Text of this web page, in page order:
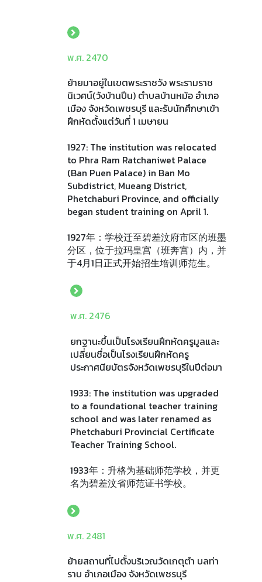
พ.ศ. 2470
ย้ายมาอยู่ในเขตพระราชวัง พระรามราช
นิเวศน์(วังบ้านปืน) ตำบลบ้านหม้อ อำเภอ
เมือง จังหวัดเพชรบุรี และรับนักศึกษาเข้า
ฝึกหัดตั้งแต่วันที่ 1 เมษายน
1927: The institution was relocated
to Phra Ram Ratchaniwet Palace
(Ban Puen Palace) in Ban Mo
Subdistrict, Mueang District,
Phetchaburi Province, and officially
began student training on April 1.
1927年：学校迁至碧差汶府市区的班墨
分区，位于拉玛皇宫（班奔宫）内，并
于4月1日正式开始招生培训师范生。
พ.ศ. 2476
ยกฐานะขึ้นเป็นโรงเรียนฝึกหัดครูมูลและ
เปลี่ยนชื่อเป็นโรงเรียนฝึกหัดครู
ประกาศนียบัตรจังหวัดเพชรบุรีในปีต่อมา
1933: The institution was upgraded
to a foundational teacher training
school and was later renamed as
Phetchaburi Provincial Certificate
Teacher Training School.
1933年：升格为基础师范学校，并更
名为碧差汶省师范证书学校。
พ.ศ. 2481
ย้ายสถานที่ไปตั้งบริเวณวัดเกตุตำ บลท่า
ราบ อำเภอเมือง จังหวัดเพชรบุรี